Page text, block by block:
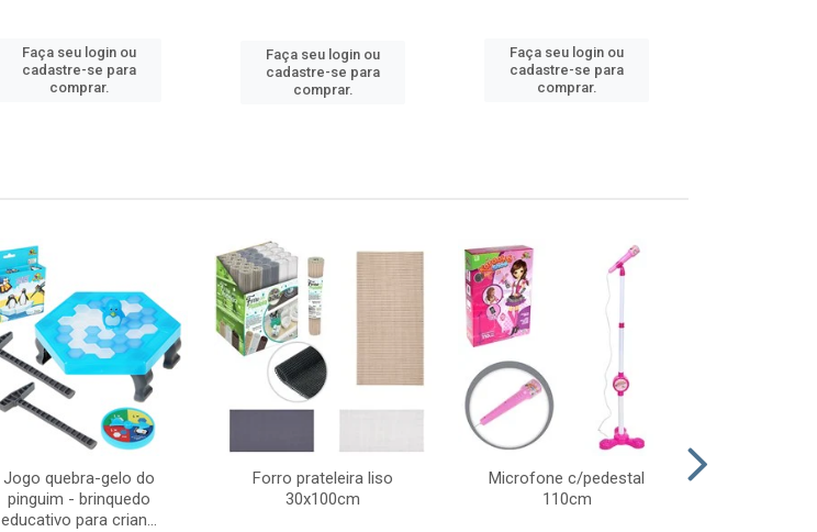
Faça seu login ou
cadastre-se para
comprar.
Faça seu login ou
cadastre-se para
comprar.
Faça seu login ou
cadastre-se para
comprar.
Jogo quebra-gelo do
pinguim - brinquedo
educativo para crian...
Forro prateleira liso
30x100cm
Microfone c/pedestal
110cm